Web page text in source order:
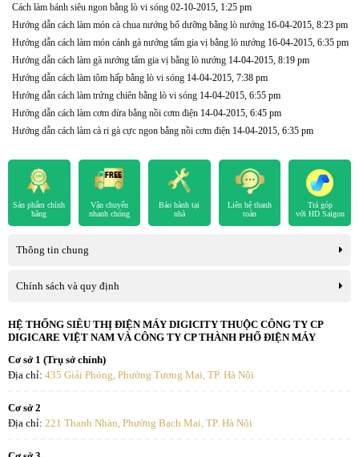
Cách làm bánh siêu ngon bằng lò vi sóng 02-10-2015, 1:25 pm
Hướng dẫn cách làm món cà chua nướng bổ dưỡng bằng lò nướng 16-04-2015, 8:23 pm
Hướng dẫn cách làm món cánh gà nướng tẩm gia vị bằng lò nướng 16-04-2015, 6:35 pm
Hướng dẫn cách làm gà nướng tẩm gia vị bằng lò nướng 14-04-2015, 8:19 pm
Hướng dẫn cách làm tôm hấp bằng lò vi sóng 14-04-2015, 7:38 pm
Hướng dẫn cách làm trứng chiên bằng lò vi sóng 14-04-2015, 6:55 pm
Hướng dẫn cách làm cơm dừa bằng nồi cơm điện 14-04-2015, 6:45 pm
Hướng dẫn cách làm cà ri gà cực ngon bằng nồi cơm điện 14-04-2015, 6:35 pm
Sản phẩm chính
hãng
Vận chuyển
nhanh chóng
Bảo hành tại
nhà
Liên hệ thanh
toán
Trả góp
với HD Saigon
Thông tin chung
Chính sách và quy định
HỆ THỐNG SIÊU THỊ ĐIỆN MÁY DIGICITY THUỘC CÔNG TY CP
DIGICARE VIỆT NAM VÀ CÔNG TY CP THÀNH PHỐ ĐIỆN MÁY
Cơ sở 1 (Trụ sở chính)
Địa chỉ: 435 Giải Phóng, Phường Tương Mai, TP. Hà Nội
Cơ sở 2
Địa chỉ: 221 Thanh Nhàn, Phường Bạch Mai, TP. Hà Nội